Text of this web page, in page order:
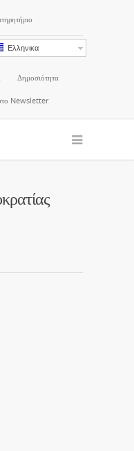
Ελληνικα
Δημοσιότητα
Newsletter